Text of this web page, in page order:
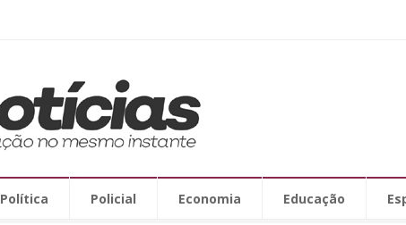
Política Policial Economia Educação